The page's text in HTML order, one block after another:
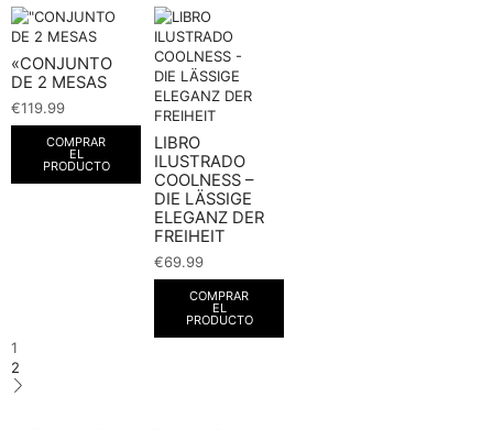
«CONJUNTO
DE 2 MESAS
€119.99
COMPRAR
EL
PRODUCTO
LIBRO
ILUSTRADO
COOLNESS –
DIE LÄSSIGE
ELEGANZ DER
FREIHEIT
€69.99
COMPRAR
EL
PRODUCTO
1
2